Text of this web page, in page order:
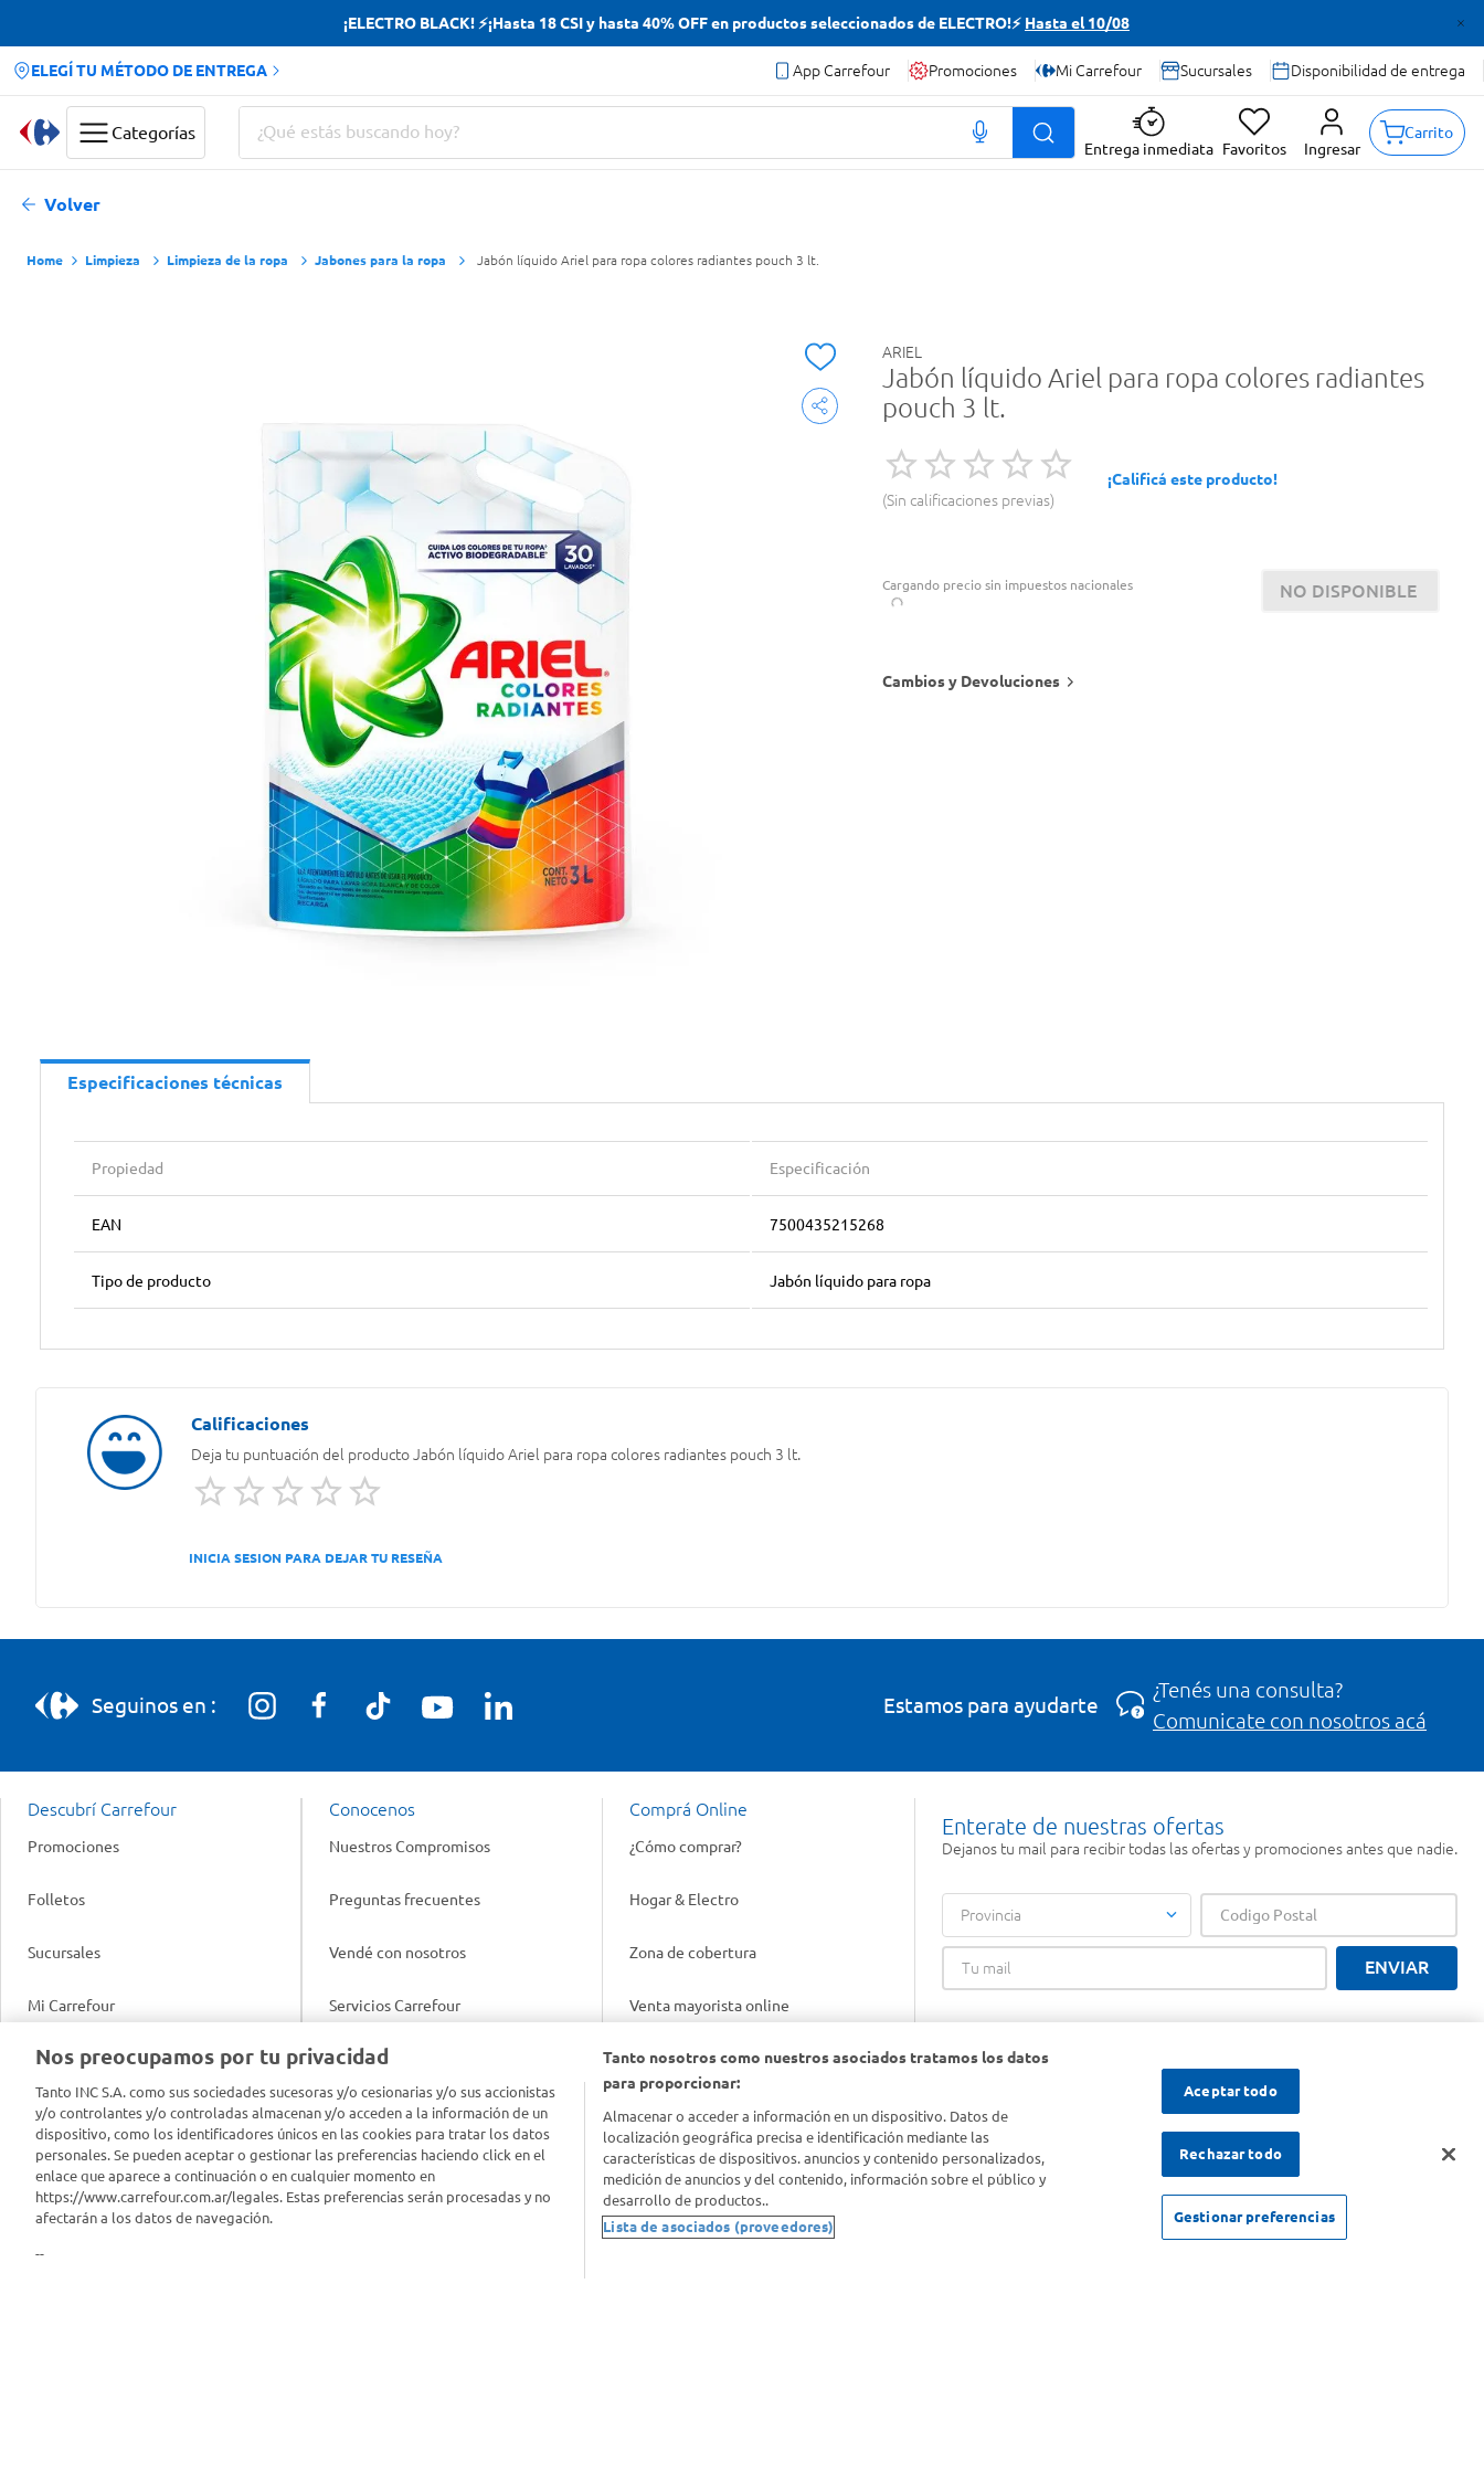
¡ELECTRO BLACK! ⚡¡Hasta 18 CSI y hasta 40% OFF en productos seleccionados de ELECTRO!⚡ Hasta el 10/08
ELEGÍ TU MÉTODO DE ENTREGA App Carrefour Promociones Mi Carrefour Sucursales Disponibilidad de entrega
Categorías
¿Qué estás buscando hoy?
Entrega inmediata Favoritos Ingresar
Carrito
Volver
Limpieza Limpieza de la ropa Jabones para la ropa Jabón líquido Ariel para ropa colores radiantes pouch 3 lt.
ARIEL
Jabón líquido Ariel para ropa colores radiantes
pouch 3 lt.
Sin calificaciones previas
¡Calificá este producto!
Cargando precio sin impuestos nacionales NO DISPONIBLE
Cambios y Devoluciones
Especificaciones técnicas
Propiedad Especificación
EAN 7500435215268
Tipo de producto Jabón líquido para ropa
Deja tu puntuación del productoJabón líquido Ariel para ropa colores radiantes pouch 3 lt.
INICIA SESION PARA DEJAR TU RESEÑA
Seguinos en : Estamos para ayudarte
¿Tenés una consulta?
Comunicate con nosotros acá
Descubrí Carrefour
Promociones
Folletos
Sucursales
Mi Carrefour
Productos Carrefour
Tarjeta Mi Carrefour
Panel Carrefour
Puntos Verdes
Conocenos
Nuestros Compromisos
Preguntas frecuentes
Vendé con nosotros
Servicios Carrefour
Info útil
Tasas de interés
Contacto
Comprá Online
¿Cómo comprar?
Hogar & Electro
Zona de cobertura
Venta mayorista online
Gift cards empresariales
Enterate de nuestras ofertas
Dejanos tu mail para recibir todas las ofertas y promociones antes que nadie.
Provincia
ENVIAR
Nos preocupamos por tu privacidad
Tanto INC S.A. como sus sociedades sucesoras y/o cesionarias y/o sus accionistas
y/o controlantes y/o controladas almacenan y/o acceden a la información de un
dispositivo, como los identificadores únicos en las cookies para tratar los datos
personales. Se pueden aceptar o gestionar las preferencias haciendo click en el
enlace que aparece a continuación o en cualquier momento en
https://www.carrefour.com.ar/legales. Estas preferencias serán procesadas y no
afectarán a los datos de navegación.
--
Tanto nosotros como nuestros asociados tratamos los datos
para proporcionar:
Almacenar o acceder a información en un dispositivo. Datos de
localización geográfica precisa e identificación mediante las
características de dispositivos. anuncios y contenido personalizados,
medición de anuncios y del contenido, información sobre el público y
desarrollo de productos..
Lista de asociados (proveedores)
Aceptar todo
Rechazar todo
Gestionar preferencias
Términos más buscados